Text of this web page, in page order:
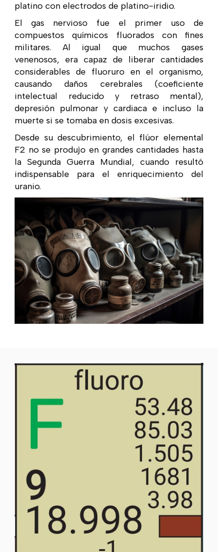
platino con electrodos de platino-iridio.
El gas nervioso fue el primer uso de
compuestos químicos fluorados con fines
militares. Al igual que muchos gases
venenosos, era capaz de liberar cantidades
considerables de fluoruro en el organismo,
causando daños cerebrales (coeficiente
intelectual reducido y retraso mental),
depresión pulmonar y cardiaca e incluso la
muerte si se tomaba en dosis excesivas.
Desde su descubrimiento, el flúor elemental
F2 no se produjo en grandes cantidades hasta
la Segunda Guerra Mundial, cuando resultó
indispensable para el enriquecimiento del
uranio.